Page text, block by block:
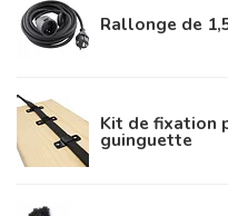
Rallonge de
Kit de fixation
guinguette